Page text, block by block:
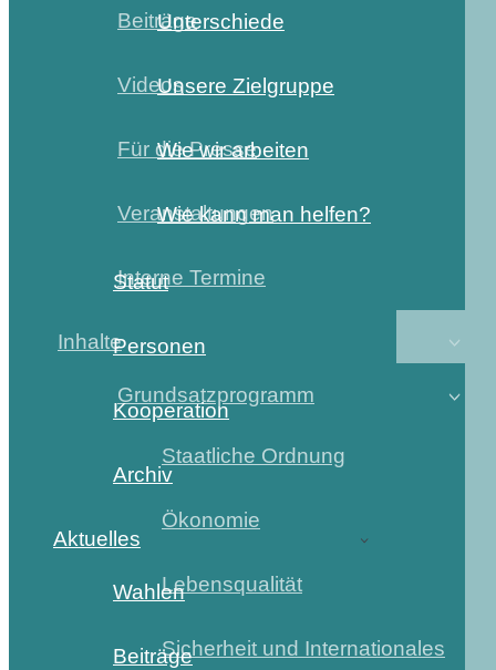
Beiträge
Videos
Für die Presse
Veranstaltungen
Interne Termine
Inhalte
Grundsatzprogramm
Staatliche Ordnung
Ökonomie
Lebensqualität
Sicherheit und Internationales
Unterschiede
Unsere Zielgruppe
Wie wir arbeiten
Wie kann man helfen?
Statut
Personen
Kooperation
Archiv
Aktuelles
Wahlen
Beiträge